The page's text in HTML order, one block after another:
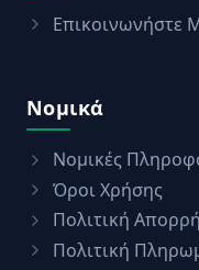
Επικοινωνήστε
Νομικά
Νομικές
Όροι Χρήσης
Πολιτική
Πολιτική